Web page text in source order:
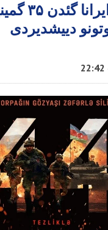
آمریکا ایرانا
دییشدیردی